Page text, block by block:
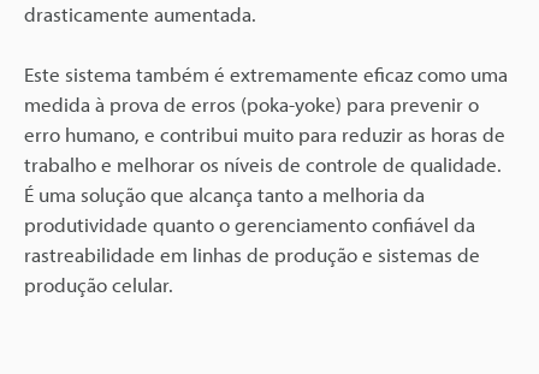
drasticamente aumentada.
Este sistema também é extremamente eficaz como uma
medida à prova de erros (poka-yoke) para prevenir o
erro humano, e contribui muito para reduzir as horas de
trabalho e melhorar os níveis de controle de qualidade.
É uma solução que alcança tanto a melhoria da
produtividade quanto o gerenciamento confiável da
rastreabilidade em linhas de produção e sistemas de
produção celular.